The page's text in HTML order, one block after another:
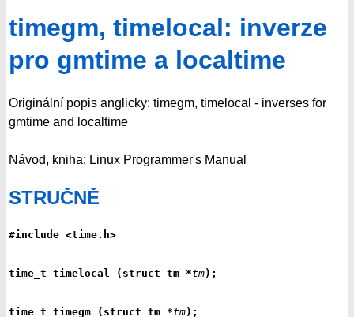
timegm, timelocal: inverze
pro gmtime a localtime
Originální popis anglicky: timegm, timelocal - inverses for
gmtime and localtime
Návod, kniha: Linux Programmer's Manual
STRUČNĚ
#include <time.h>
time_t timelocal (struct tm *tm);
time_t timegm (struct tm *tm);